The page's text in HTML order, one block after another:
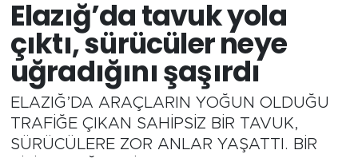
Elazığ’da tavuk yola
çıktı, sürücüler neye
uğradığını şaşırdı
ELAZIĞ’DA ARAÇLARIN YOĞUN OLDUĞU
TRAFİĞE ÇIKAN SAHİPSİZ BİR TAVUK,
SÜRÜCÜLERE ZOR ANLAR YAŞATTI. BİR
Solhan
Karlıova
Adaklı-Kiğı
Yayladere-Yedisu
Merkez Trafik Yoğunluk Haritası
Süper Lig Puan Durumu ve Fikstür
Tüm Manşetler
Son Dakika Haberleri